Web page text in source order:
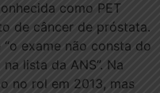
como PET
de câncer de próstata.
exame não consta do
lista da ANS”. Na
no rol em 2013, mas